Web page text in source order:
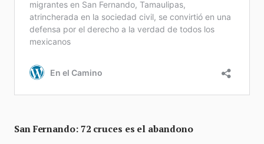
San Fernando: 72 cruces es el abandono